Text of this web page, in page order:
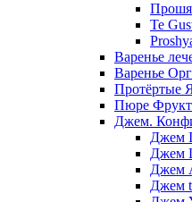
Te
Варенье
Варенье
Протёртые
Пюре
Джем.
Джем
Джем
Джем
Джем